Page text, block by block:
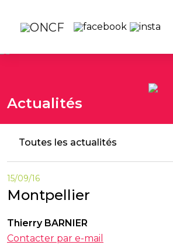
Actualités
Toutes les actualités
15/09/16
Montpellier
Thierry BARNIER
Contacter par e-mail